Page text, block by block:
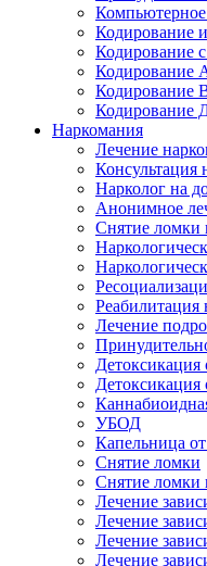
Кодирование
Кодирование
Кодирование
Кодирование
Кодирование
Наркомания
Лечение
Консультация
Нарколог на
Анонимное
Снятие ломки
Реабилитация
Лечение
Детоксикация
Детоксикация
УБОД
Капельница
Снятие ломки
Снятие ломки
Лечение
Лечение
Лечение
Лечение